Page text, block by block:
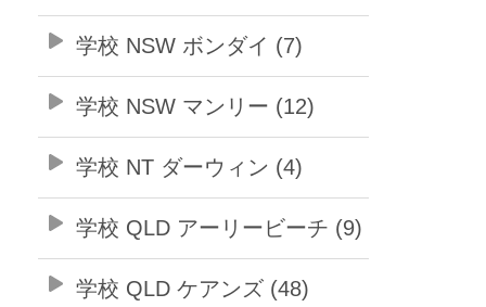
学校 NSW ボンダイ (7)
学校 NSW マンリー (12)
学校 NT ダーウィン (4)
学校 QLD アーリービーチ (9)
学校 QLD ケアンズ (48)